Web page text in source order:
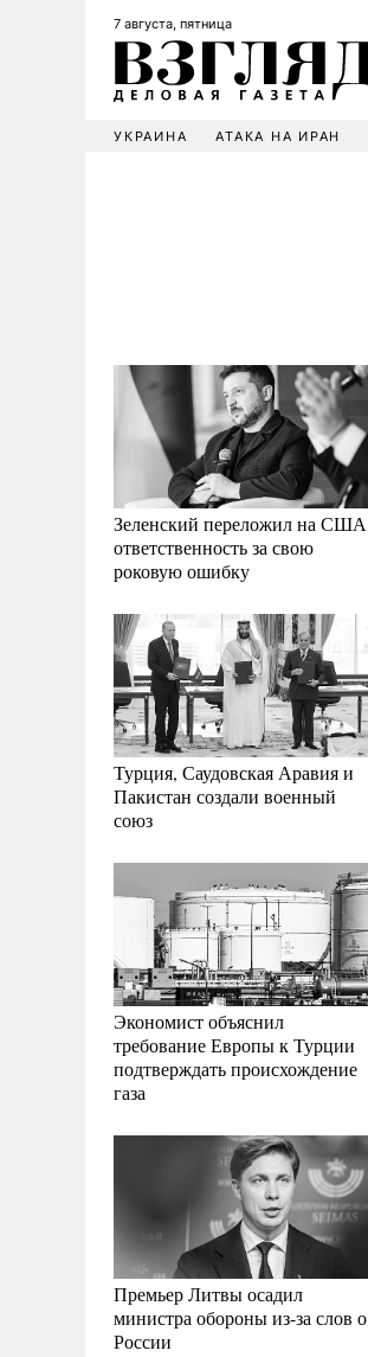
7 августа, пятница
УКРАИНА АТАКА НА ИРАН
Зеленский переложил на США
ответственность за свою
роковую ошибку
Турция, Саудовская Аравия и
Пакистан создали военный
союз
Экономист объяснил
требование Европы к Турции
подтверждать происхождение
газа
Премьер Литвы осадил
министра обороны из-за слов о
России